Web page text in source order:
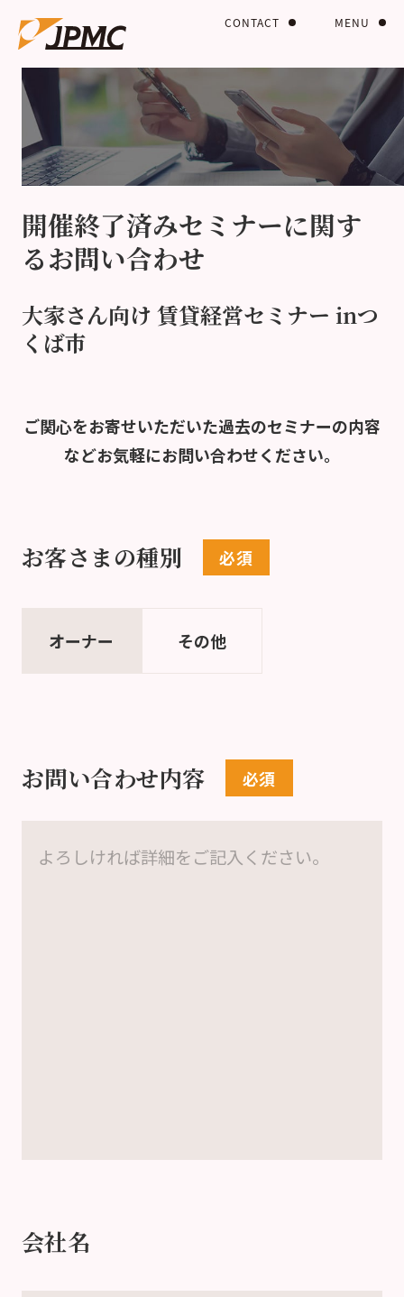
MENU
CONTACT
開催終了済みセミナーに関す
るお問い合わせ
大家さん向け 賃貸経営セミナー inつ
くば市
ご関心をお寄せいただいた過去のセミナーの内容
などお気軽にお問い合わせください。
お客さまの種別
オーナー その他
お問い合わせ内容
会社名